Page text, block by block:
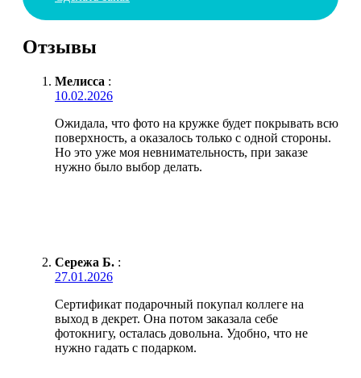
Отзывы
Мелисса :
10.02.2026
Ожидала, что фото на кружке будет покрывать всю
поверхность, а оказалось только с одной стороны.
Но это уже моя невнимательность, при заказе
нужно было выбор делать.
Сережа Б. :
27.01.2026
Сертификат подарочный покупал коллеге на
выход в декрет. Она потом заказала себе
фотокнигу, осталась довольна. Удобно, что не
нужно гадать с подарком.